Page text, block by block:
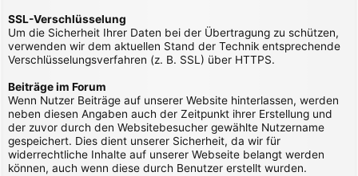
SSL-Verschlüsselung
Um die Sicherheit Ihrer Daten bei der Übertragung zu schützen,
verwenden wir dem aktuellen Stand der Technik entsprechende
Verschlüsselungsverfahren (z. B. SSL) über HTTPS.
Beiträge im Forum
Wenn Nutzer Beiträge auf unserer Website hinterlassen, werden
neben diesen Angaben auch der Zeitpunkt ihrer Erstellung und
der zuvor durch den Websitebesucher gewählte Nutzername
gespeichert. Dies dient unserer Sicherheit, da wir für
widerrechtliche Inhalte auf unserer Webseite belangt werden
können, auch wenn diese durch Benutzer erstellt wurden.